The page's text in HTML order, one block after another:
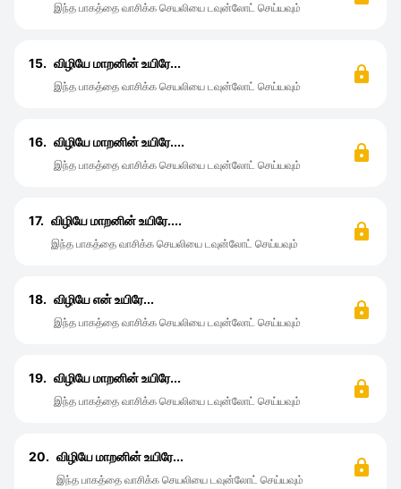
இந்த பாகத்தை வாசிக்க செயலியை டவுன்லோட் செய்யவும்
15. விழியே மாறனின் உயிரே...
இந்த பாகத்தை வாசிக்க செயலியை டவுன்லோட் செய்யவும்
16. விழியே மாறனின் உயிரே....
இந்த பாகத்தை வாசிக்க செயலியை டவுன்லோட் செய்யவும்
17. விழியே மாறனின் உயிரே....
இந்த பாகத்தை வாசிக்க செயலியை டவுன்லோட் செய்யவும்
18. விழியே என் உயிரே...
இந்த பாகத்தை வாசிக்க செயலியை டவுன்லோட் செய்யவும்
19. விழியே மாறனின் உயிரே...
இந்த பாகத்தை வாசிக்க செயலியை டவுன்லோட் செய்யவும்
20. விழியே மாறனின் உயிரே...
இந்த பாகத்தை வாசிக்க செயலியை டவுன்லோட் செய்யவும்